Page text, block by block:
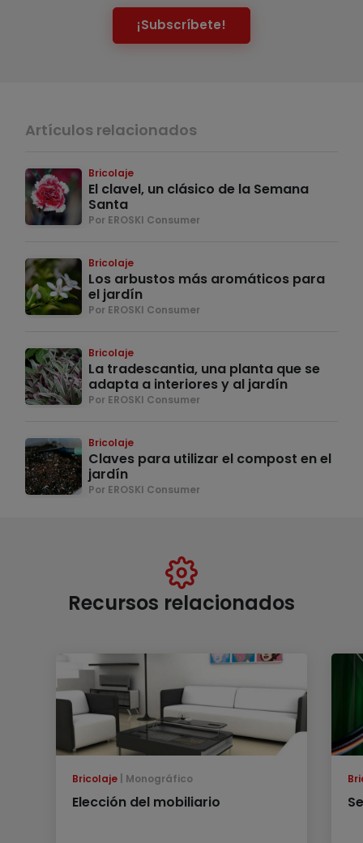
¡Subscríbete!
Artículos relacionados
Bricolaje
El clavel, un clásico de la Semana
Santa
Por EROSKI Consumer
Bricolaje
Los arbustos más aromáticos para
el jardín
Por EROSKI Consumer
Bricolaje
La tradescantia, una planta que se
adapta a interiores y al jardín
Por EROSKI Consumer
Bricolaje
Claves para utilizar el compost en el
jardín
Por EROSKI Consumer
Recursos relacionados
Bricolaje Monográfico
Elección del mobiliario